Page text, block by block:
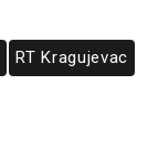
RT Kragujevac